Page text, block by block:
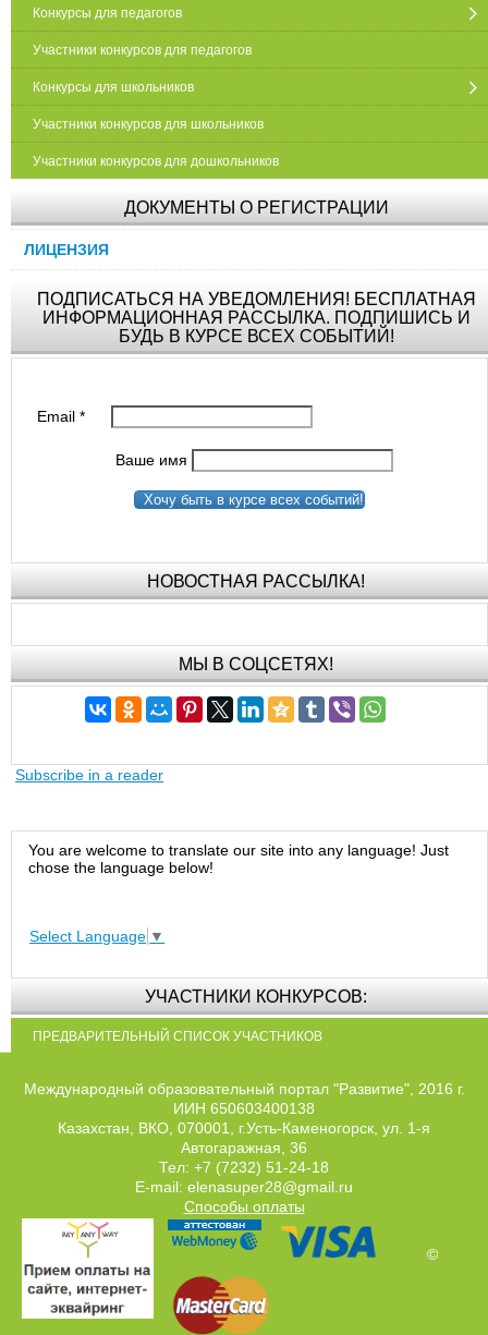
Конкурсы для педагогов
Участники конкурсов для педагогов
Конкурсы для школьников
Участники конкурсов для школьников
Участники конкурсов для дошкольников
ДОКУМЕНТЫ О РЕГИСТРАЦИИ
ЛИЦЕНЗИЯ
ПОДПИСАТЬСЯ НА УВЕДОМЛЕНИЯ! БЕСПЛАТНАЯ
ИНФОРМАЦИОННАЯ РАССЫЛКА. ПОДПИШИСЬ И
БУДЬ В КУРСЕ ВСЕХ СОБЫТИЙ!
Email*
Ваше имя
Хочу быть в курсе всех событий!
НОВОСТНАЯ РАССЫЛКА!
МЫ В СОЦСЕТЯХ!
Subscribe in a reader
You are welcome to translate our site into any language! Just
chose the language below!
Select Language ▼
УЧАСТНИКИ КОНКУРСОВ:
ПРЕДВАРИТЕЛЬНЫЙ СПИСОК УЧАСТНИКОВ
Международный образовательный портал "Развитие", 2016 г.
ИИН 650603400138
Казахстан, ВКО, 070001, г.Усть-Каменогорск, ул. 1-я
Автогаражная, 36
Тел: +7 (7232) 51-24-18
E-mail: elenasuper28@gmail.ru
Способы оплаты
©